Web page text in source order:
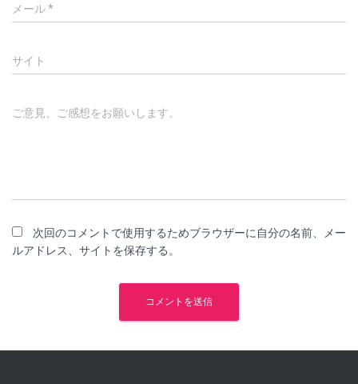
メール*
サイト
ご意見、ご感想をお願いします。
次回のコメントで使用するためブラウザーに自分の名前、メー
ルアドレス、サイトを保存する。